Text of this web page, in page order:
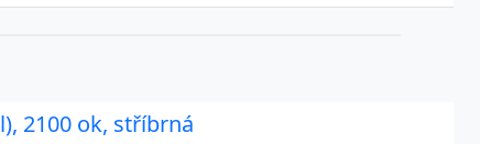
2100 ok, stříbrná